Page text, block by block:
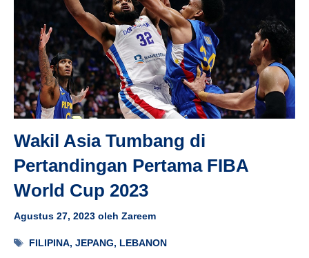
Wakil Asia Tumbang di
Pertandingan Pertama FIBA
World Cup 2023
Agustus 27, 2023 oleh Zareem
Tag
FILIPINA,JEPANG, LEBANON